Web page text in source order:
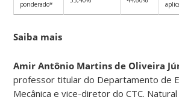
ponderado*
Saiba mais
Amir Antônio Martins de Oliveira
professor titular do Departamento de
Mecânica e vice-diretor do CTC.